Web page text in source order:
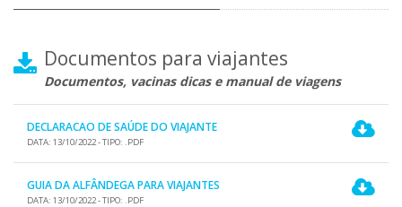
Documentos para viajantes
Documentos, vacinas dicas e manual de viagens
DECLARACAO DE SAÚDE DO VIAJANTE
DATA: 13/10/2022 - TIPO: .PDF
GUIA DA ALFÂNDEGA PARA VIAJANTES
DATA: 13/10/2022 - TIPO: .PDF